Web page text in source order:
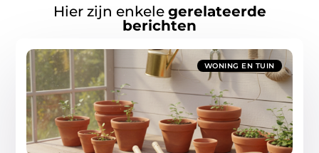
Hier zijn enkele gerelateerde
berichten
WONING EN TUIN